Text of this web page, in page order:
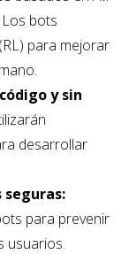
bots
para mejorar
y sin
desarrollar
seguras:
para prevenir
usuarios.